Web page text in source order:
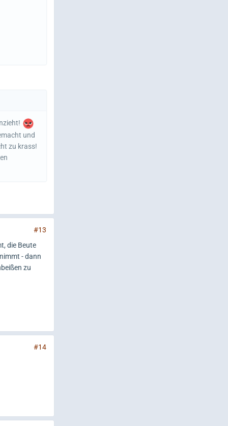
und
zu krass!
#13
die Beute
- dann
zu
#14